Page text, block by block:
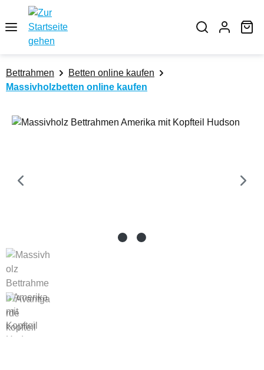
Zum Hauptinhalt springen
Bettrahmen
Betten online kaufen
Massivholzbetten online kaufen
Bildergalerie überspringen